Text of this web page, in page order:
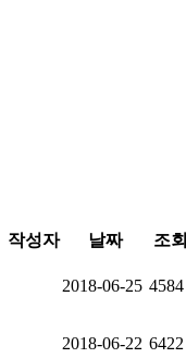
작성자 날짜 조회
2018-06-25 4584
2018-06-22 6422